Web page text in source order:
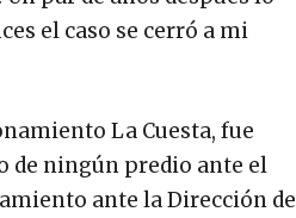
el caso se cerró a mi
La Cuesta, fue
de ningún predio ante el
ante la Dirección de